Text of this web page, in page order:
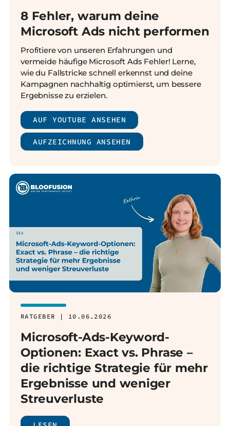
8 Fehler, warum deine
Microsoft Ads nicht performen
Profitiere von unseren Erfahrungen und
vermeide häufige Microsoft Ads Fehler! Lerne,
wie du Fallstricke schnell erkennst und deine
Kampagnen nachhaltig optimierst, um bessere
Ergebnisse zu erzielen.
AUF YOUTUBE ANSEHEN
AUFZEICHNUNG ANSEHEN
RATGEBER | 10.06.2026
Microsoft-Ads-Keyword-
Optionen: Exact vs. Phrase –
die richtige Strategie für mehr
Ergebnisse und weniger
Streuverluste